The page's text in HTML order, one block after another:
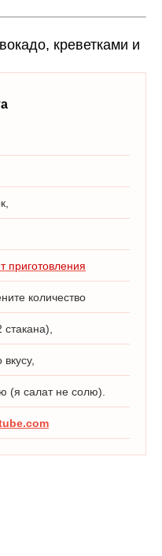
креветками и
приготовления
количество
стакана),
(я салат не солю).